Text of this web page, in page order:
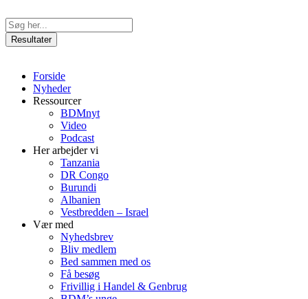
til
indhold
Search
...Resultater
Forside
Nyheder
Ressourcer
BDMnyt
Video
Podcast
Her arbejder vi
Tanzania
DR Congo
Burundi
Albanien
Vestbredden – Israel
Vær med
Nyhedsbrev
Bliv medlem
Bed sammen med os
Få besøg
Frivillig i Handel & Genbrug